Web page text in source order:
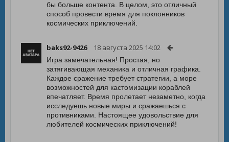
бы больше контента. В целом, это отличный
способ провести время для поклонников
космических приключений.
baks92-9426 18 августа 2025 14:02
Игра замечательная! Простая, но
затягивающая механика и отличная графика.
Каждое сражение требует стратегии, а море
возможностей для кастомизации кораблей
впечатляет. Время пролетает незаметно, когда
исследуешь новые миры и сражаешься с
противниками. Настоящее удовольствие для
любителей космических приключений!